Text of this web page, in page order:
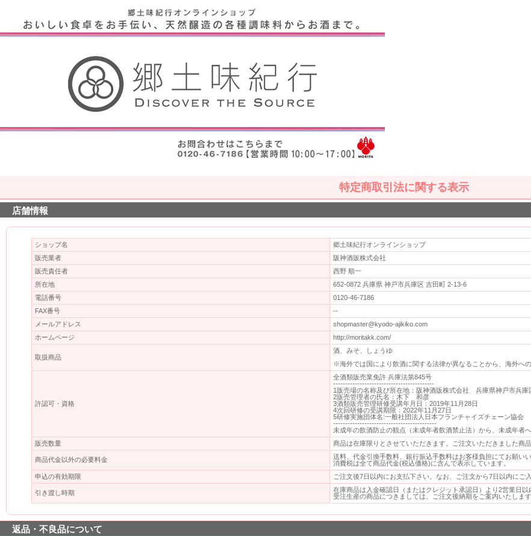
特定商取引法に関する表示
店舗情報
ショップ名
郷土味紀行オンラインショップ
販売業者
阪神酒販株式会社
販売責任者
西野 順一
所在地
652-0872 兵庫県 神戸市兵庫区 吉田町 2-13-6
電話番号
0120-46-7186
FAX番号
--
メールアドレス
shopmaster@kyodo-ajikiko.com
ホームページ
http://moritakk.com/
取扱商品
酒、みそ、しょうゆ
※海外では国により飲酒に関する法律が異なることから、海外へ
許認可・資格
全酒類販売業免許 兵庫法第845号
------------------------------------------
1販売場の名称及び所在地：阪神酒販株式会社 兵庫県神戸市兵庫
2販売管理者の氏名：木下 和彦
3酒類販売管理研修受講年月日：2019年11月28日
4次回研修の受講期限：2022年11月27日
5研修実施団体名:一般社団法人日本フランチャイズチェーン協会
-------------------------------------------
未成年の飲酒防止の観点（未成年者飲酒禁止法）から、未成年者
販売数量
商品は在庫限りとさせていただきます。ご注文いただきました商
商品代金以外の必要料金
送料、代金引換手数料、銀行振込手数料はお客様負担にてお願い
消費税は全て商品代金(税込価格)に含んで表示しています。
申込の有効期限
ご注文後7日以内にお支払下さい。なお、ご注文から7日以内にご
引き渡し時期
在庫商品は入金確認日（またはクレジット承認日）より2営業日以
受注生産の商品につきましては、ご注文後納期をご案内いたします
返品・不良品について